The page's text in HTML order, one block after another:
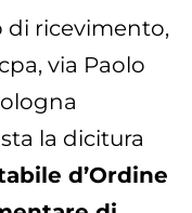
di ricevimento,
via Paolo
la dicitura
d’Ordine